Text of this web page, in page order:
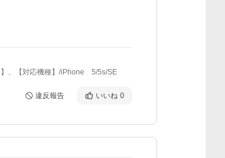
】、【対応機種】/iPhone 5/5s/SE
違反報告 いいね 0